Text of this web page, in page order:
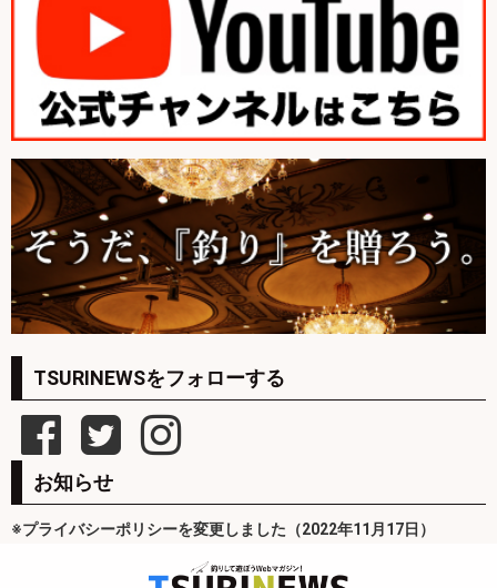
TSURINEWSをフォローする
お知らせ
※プライバシーポリシーを変更しました（2022年11月17日）